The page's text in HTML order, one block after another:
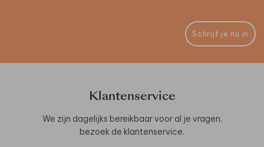
Schrijf je nu in
Klantenservice
We zijn dagelijks bereikbaar voor al je vragen,
bezoek de klantenservice.